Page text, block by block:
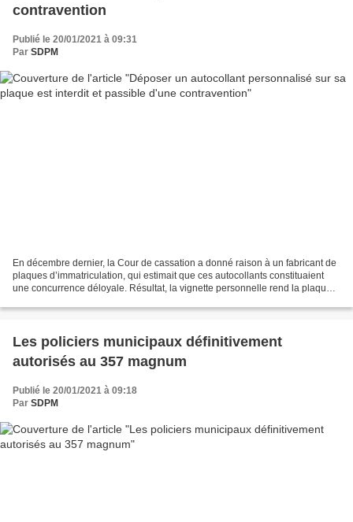
contravention
Publié le 20/01/2021 à 09:31
Par SDPM
En décembre dernier, la Cour de cassation a donné raison à un fabricant de
plaques d’immatriculation, qui estimait que ces autocollants constituaient
une concurrence déloyale. Résultat, la vignette personnelle rend la plaque
Les policiers municipaux définitivement
autorisés au 357 magnum
Publié le 20/01/2021 à 09:18
Par SDPM